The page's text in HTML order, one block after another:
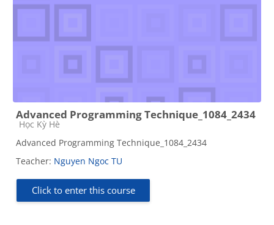
Advanced Programming Technique_1084_2434
Course category
Học Kỳ Hè
Advanced Programming Technique_1084_2434
Teacher: Nguyen Ngoc TU
Click to enter this course